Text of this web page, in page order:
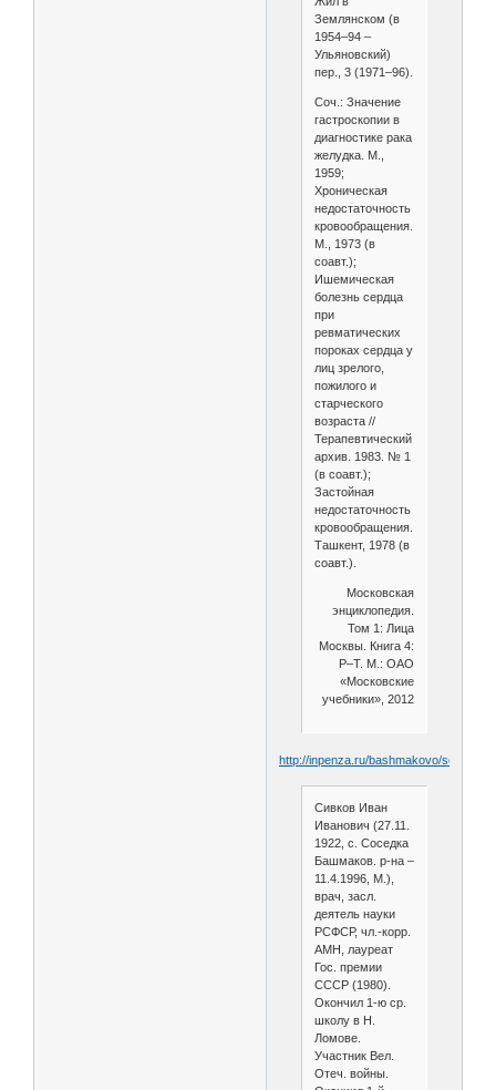
Землянском (в
1954–94 –
Ульяновский)
пер., 3 (1971–96).
Соч.: Значение
гастроскопии в
диагностике рака
желудка. М.,
1959;
Хроническая
недостаточность
кровообращения.
М., 1973 (в
соавт.);
Ишемическая
болезнь сердца
при
ревматических
пороках сердца у
лиц зрелого,
пожилого и
старческого
возраста //
Терапевтический
архив. 1983. № 1
(в соавт.);
Застойная
недостаточность
кровообращения.
Ташкент, 1978 (в
соавт.).
Московская
энциклопедия.
Том 1: Лица
Москвы. Книга 4:
Р–Т. М.: ОАО
«Московские
учебники», 2012
http://inpenza.ru/bashmakovo/
Сивков Иван
Иванович (27.11.
1922, с. Соседка
Башмаков. р-на –
11.4.1996, М.),
врач, засл.
деятель науки
РСФСР, чл.-корр.
АМН, лауреат
Гос. премии
СССР (1980).
Окончил 1-ю ср.
школу в Н.
Ломове.
Участник Вел.
Отеч. войны.